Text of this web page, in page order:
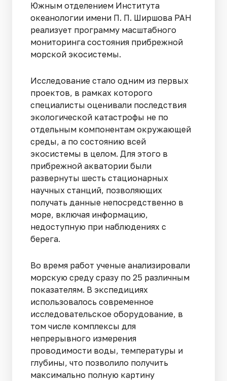
Южным отделением Института
океанологии имени П. П. Ширшова РАН
реализует программу масштабного
мониторинга состояния прибрежной
морской экосистемы.
Исследование стало одним из первых
проектов, в рамках которого
специалисты оценивали последствия
экологической катастрофы не по
отдельным компонентам окружающей
среды, а по состоянию всей
экосистемы в целом. Для этого в
прибрежной акватории были
развернуты шесть стационарных
научных станций, позволяющих
получать данные непосредственно в
море, включая информацию,
недоступную при наблюдениях с
берега.
Во время работ ученые анализировали
морскую среду сразу по 25 различным
показателям. В экспедициях
использовалось современное
исследовательское оборудование, в
том числе комплексы для
непрерывного измерения
проводимости воды, температуры и
глубины, что позволило получить
максимально полную картину